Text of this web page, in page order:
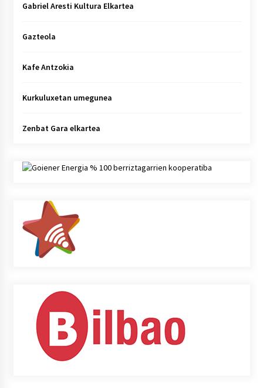
Gabriel Aresti Kultura Elkartea
Gazteola
Kafe Antzokia
Kurkuluxetan umegunea
Zenbat Gara elkartea